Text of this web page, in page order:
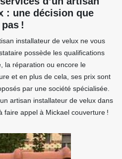
: une décision que
!
installateur de velux ne vous
possède les qualifications
la réparation ou encore le
et en plus de cela, ses prix sont
par une société spécialisée.
artisan installateur de velux dans
faire appel à Mickael couverture !